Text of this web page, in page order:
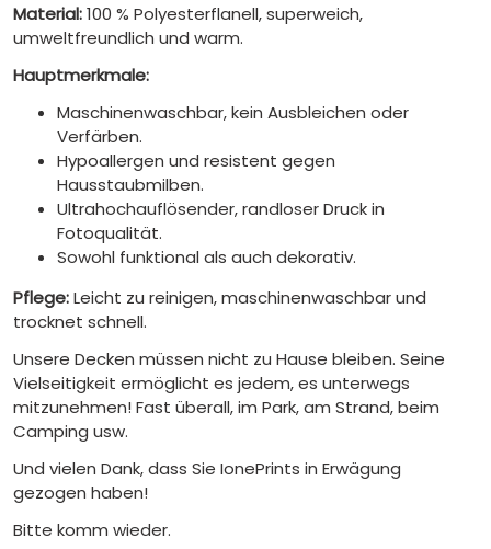
Material:100 % Polyesterflanell, superweich,
umweltfreundlich und warm.
Hauptmerkmale:
Maschinenwaschbar, kein Ausbleichen oder
Verfärben.
Hypoallergen und resistent gegen
Hausstaubmilben.
Ultrahochauflösender, randloser Druck in
Fotoqualität.
Sowohl funktional als auch dekorativ.
Pflege:Leicht zu reinigen, maschinenwaschbar und
trocknet schnell.
Unsere Decken müssen nicht zu Hause bleiben. Seine
Vielseitigkeit ermöglicht es jedem, es unterwegs
mitzunehmen! Fast überall, im Park, am Strand, beim
Camping usw.
Und vielen Dank, dass Sie IonePrints in Erwägung
gezogen haben!
Bitte komm wieder.